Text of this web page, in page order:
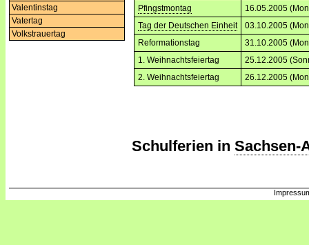
Valentinstag
Vatertag
Volkstrauertag
Pfingstmontag
16.05.2005
Tag der Deutschen Einheit
03.10.2005
Reformationstag
31.10.2005
1. Weihnachtsfeiertag
25.12.2005
2. Weihnachtsfeiertag
26.12.2005
Schulferien in Sachsen-